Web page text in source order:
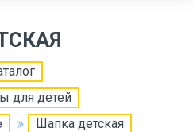
для детей
Шапка детская